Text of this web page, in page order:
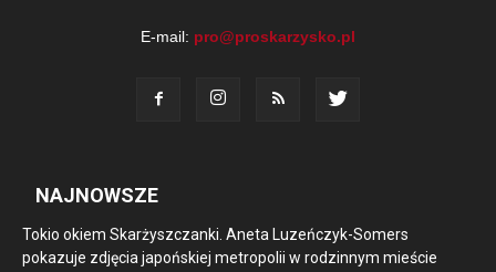
E-mail: pro@proskarzysko.pl
NAJNOWSZE
Tokio okiem Skarżyszczanki. Aneta Luzeńczyk-Somers
pokazuje zdjęcia japońskiej metropolii w rodzinnym mieście